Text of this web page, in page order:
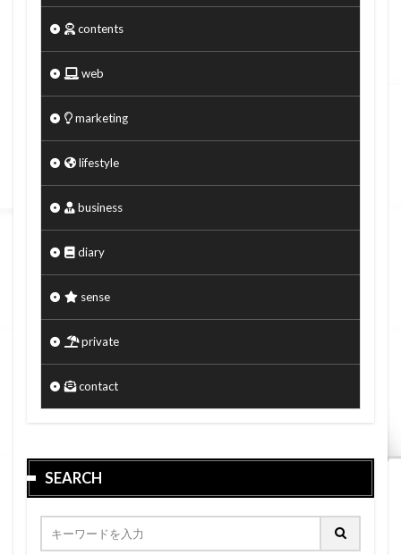
contents
web
marketing
lifestyle
business
diary
sense
private
contact
SEARCH